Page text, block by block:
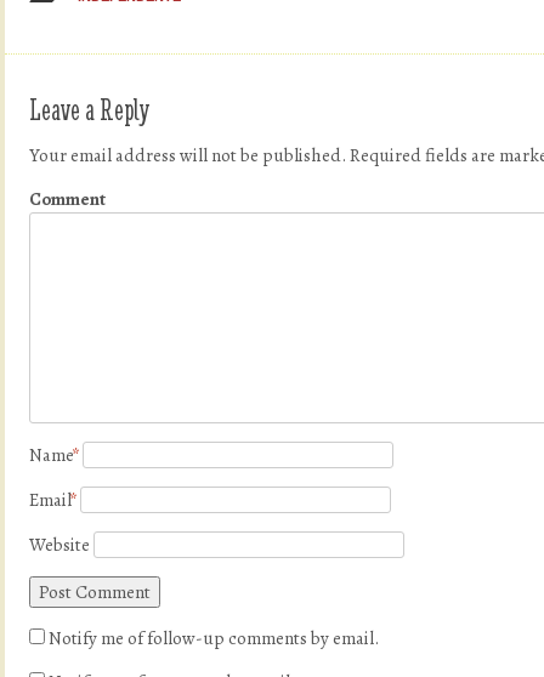
Leave a Reply
Your email address will not be published. Required fields are
Comment
Name*
Email*
Website
Notify me of follow-up comments by email.